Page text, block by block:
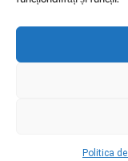
Politica